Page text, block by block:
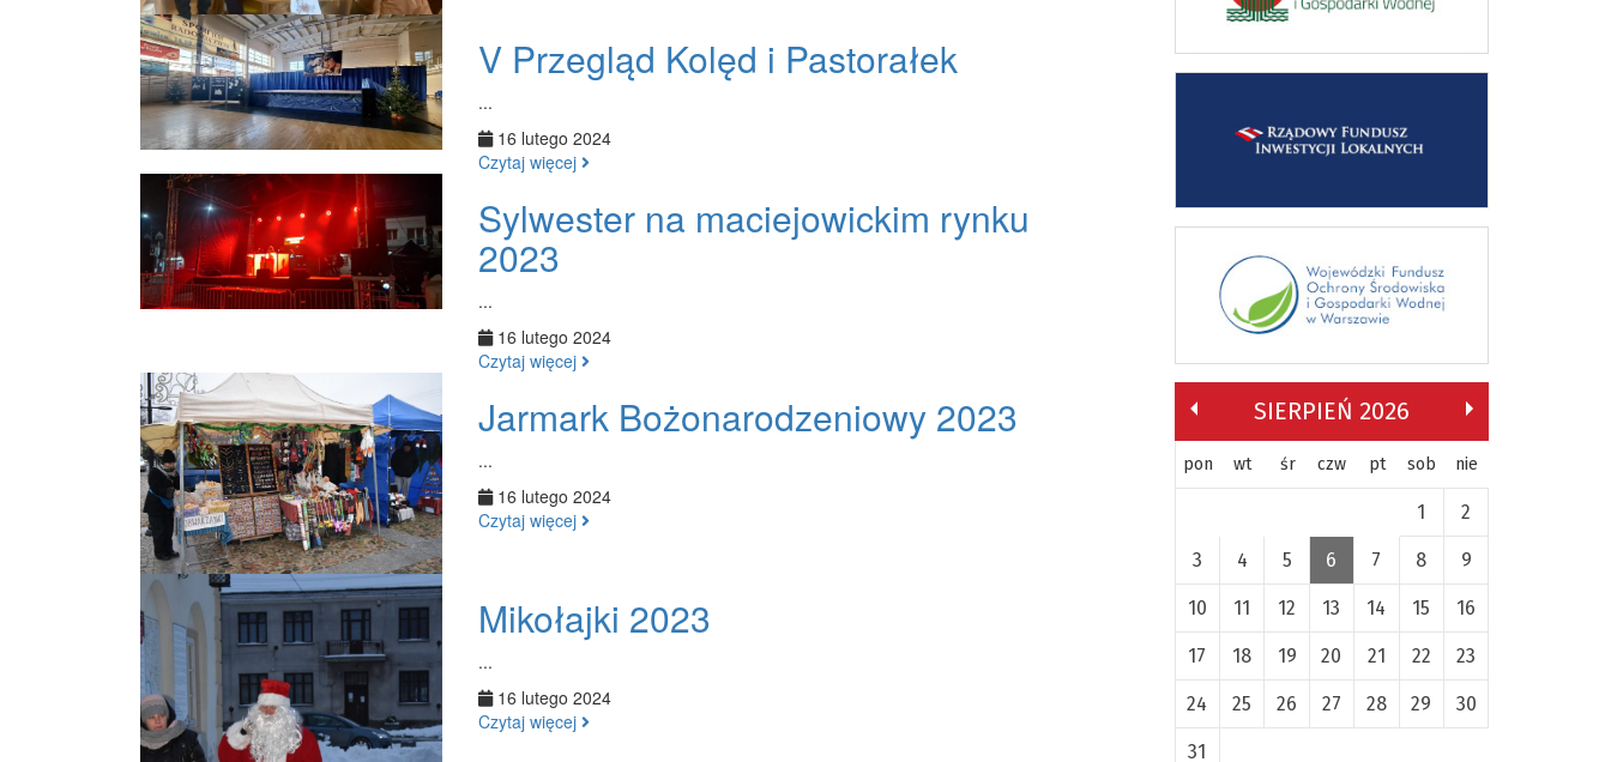
V Przegląd Kolęd i Pastorałek
...
16 lutego 2024
Czytaj więcej
Sylwester na maciejowickim rynku
2023
...
16 lutego 2024
Czytaj więcej
Jarmark Bożonarodzeniowy 2023
...
16 lutego 2024
Czytaj więcej
Mikołajki 2023
...
16 lutego 2024
Czytaj więcej
SIERPIEŃ 2026
pon wt śr czw pt sob nie
1 2
3 4 5 6 7 8 9
10 11 12 13 14 15 16
17 18 19 20 21 22 23
24 25 26 27 28 29 30
31